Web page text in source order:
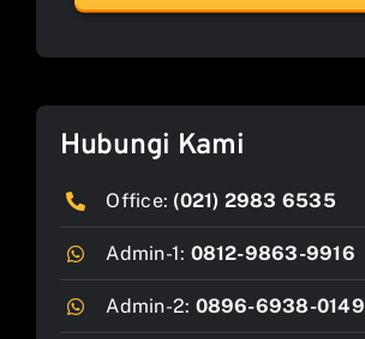
Hubungi Kami
Office: (021) 2983 6535
Admin-1: 0812-9863-9916
Admin-2: 0896-6938-0149